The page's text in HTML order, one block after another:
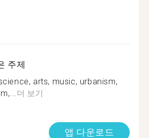
주제
arts, music, urbanism,
더 보기
앱 다운로드